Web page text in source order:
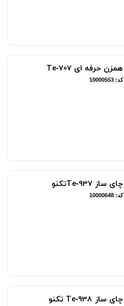
همزن حرفه ای Te‑707
کد: 10000553
چای ساز Te‑937تکنو
کد: 10000648
چای ساز Te‑938 تکنو